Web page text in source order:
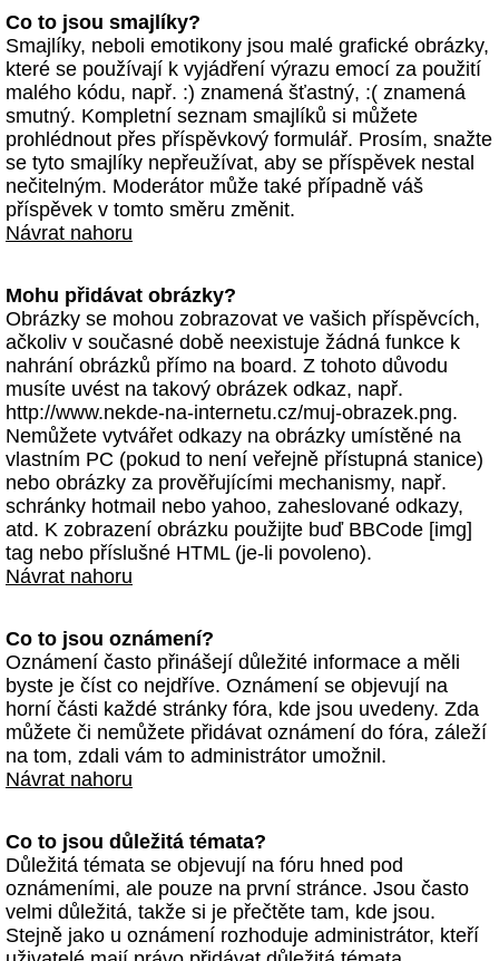
Co to jsou smajlíky?
Smajlíky, neboli emotikony jsou malé grafické obrázky,
které se používají k vyjádření výrazu emocí za použití
malého kódu, např. :) znamená šťastný, :( znamená
smutný. Kompletní seznam smajlíků si můžete
prohlédnout přes příspěvkový formulář. Prosím, snažte
se tyto smajlíky nepřeužívat, aby se příspěvek nestal
nečitelným. Moderátor může také případně váš
příspěvek v tomto směru změnit.
Návrat nahoru
Mohu přidávat obrázky?
Obrázky se mohou zobrazovat ve vašich příspěvcích,
ačkoliv v současné době neexistuje žádná funkce k
nahrání obrázků přímo na board. Z tohoto důvodu
musíte uvést na takový obrázek odkaz, např.
http://www.nekde-na-internetu.cz/muj-obrazek.png.
Nemůžete vytvářet odkazy na obrázky umístěné na
vlastním PC (pokud to není veřejně přístupná stanice)
nebo obrázky za prověřujícími mechanismy, např.
schránky hotmail nebo yahoo, zaheslované odkazy,
atd. K zobrazení obrázku použijte buď BBCode [img]
tag nebo příslušné HTML (je-li povoleno).
Návrat nahoru
Co to jsou oznámení?
Oznámení často přinášejí důležité informace a měli
byste je číst co nejdříve. Oznámení se objevují na
horní části každé stránky fóra, kde jsou uvedeny. Zda
můžete či nemůžete přidávat oznámení do fóra, záleží
na tom, zdali vám to administrátor umožnil.
Návrat nahoru
Co to jsou důležitá témata?
Důležitá témata se objevují na fóru hned pod
oznámeními, ale pouze na první stránce. Jsou často
velmi důležitá, takže si je přečtěte tam, kde jsou.
Stejně jako u oznámení rozhoduje administrátor, kteří